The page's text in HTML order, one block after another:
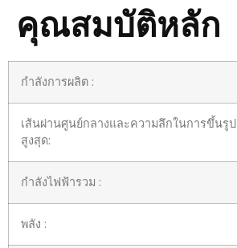
คุณสมบัติหลัก
กำลังการผลิต :
เส้นผ่านศูนย์กลางและความลึกในการขึ้นรูป
สูงสุด:
กำลังไฟฟ้ารวม :
พลัง :